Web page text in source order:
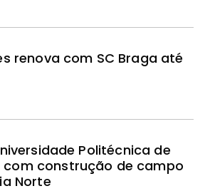
renova com SC Braga até
Politécnica de
com construção de campo
Norte